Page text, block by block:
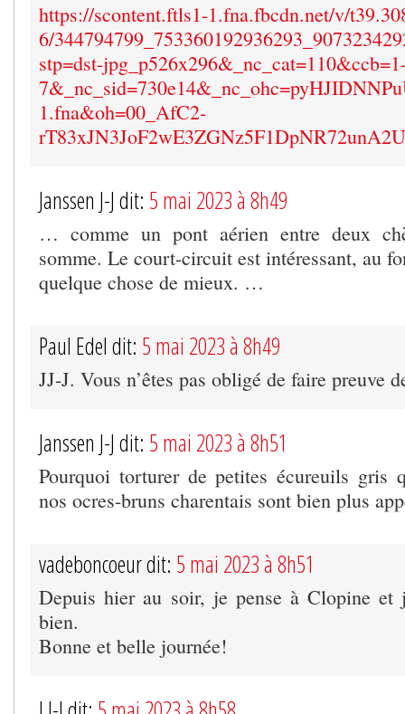
https://scontent.ftls1-1.fna.fbcdn.net/v/
6/
stp=dst-
1.fna&oh=00_AfC2-
Janssen J-J dit: 5 mai 2023 à 8h49
… comme un pont aérien entre deux
somme. Le court-circuit est intéressant, au
quelque chose de mieux. …
Paul Edel dit: 5 mai 2023 à 8h49
JJ-J. Vous n’êtes pas obligé de faire preuve
Janssen J-J dit: 5 mai 2023 à 8h51
Pourquoi torturer de petites écureuils gris
nos ocres-bruns charentais sont bien plus
vadeboncoeur dit: 5 mai 2023 à 8h51
Depuis hier au soir, je pense à Clopine et
bien.
Bonne et belle journée!